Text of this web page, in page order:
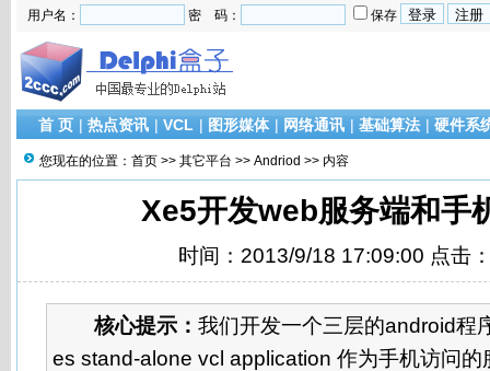
用户名： 密 码： 保存
首 页 | 热点资讯 | VCL | 图形媒体 | 网络通讯 | 基础算法 | 硬件系
您现在的位置： 首页 >> 其它平台 >> Andriod >> 内容
Xe5开发web服务端和手
时间：2013/9/18 17:09:00 点击
核心提示： 我们开发一个三层的android程
es stand-alone vcl application 作为手机访问